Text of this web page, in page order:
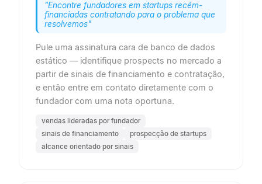
"Encontre fundadores em startups recém-
financiadas contratando para o problema que
resolvemos"
Pule uma assinatura cara de banco de dados
estático — identifique prospects no mercado a
partir de sinais de financiamento e contratação,
e então entre em contato diretamente com o
fundador com uma nota oportuna.
vendas lideradas por fundador
sinais de financiamento
prospecção de startups
alcance orientado por sinais